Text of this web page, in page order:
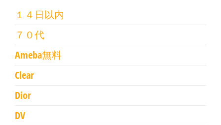
１４日以内
７０代
Ameba無料
Clear
Dior
DV